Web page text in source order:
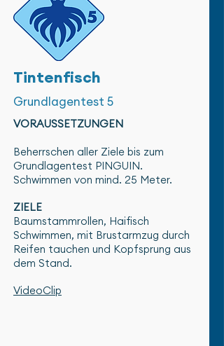
Tintenfisch
Grundlagentest 5
VORAUSSETZUNGEN
Beherrschen aller Ziele bis zum
Grundlagentest PINGUIN.
Schwimmen von mind. 25 Meter.
ZIELE
Baumstammrollen, Haifisch
Schwimmen, mit Brustarmzug durch
Reifen tauchen und Kopfsprung aus
dem Stand.
VideoClip